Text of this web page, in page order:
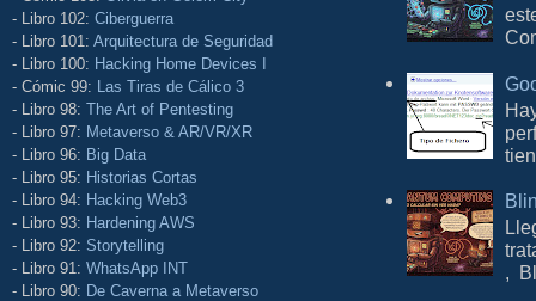
- Libro 102: Ciberguerra
- Libro 101: Arquitectura de Seguridad
- Libro 100: Hacking Home Devices I
- Cómic 99: Las Tiras de Cálico 3
- Libro 98: The Art of Pentesting
- Libro 97: Metaverso & AR/VR/XR
- Libro 96: Big Data
- Libro 95: Historias Cortas
- Libro 94: Hacking Web3
- Libro 93: Hardening AWS
- Libro 92: Storytelling
- Libro 91: WhatsApp INT
- Libro 90: De Caverna a Metaverso
,